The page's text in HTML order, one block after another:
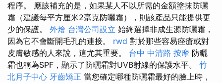
程序。 應該補充的是，如果某人不以所需的金額塗抹防曬
霜（建議每平方厘米2毫克防曬霜），則該產品只能提供更
少的保護。 外燴 台灣公司設立 始終選擇非成生源防曬霜，
因為它不會斷開毛孔的連接。 rwd 對於那些容易痤瘡或對
皮膚敏感的人來說，這尤其重要。 台中 中清路 按摩 防曬
霜也稱為SPF，顯示了防曬霜對UVB射線的保護水平。 竹
北月子中心 牙齒矯正 當您確定哪種防曬霜最好的臉上時，